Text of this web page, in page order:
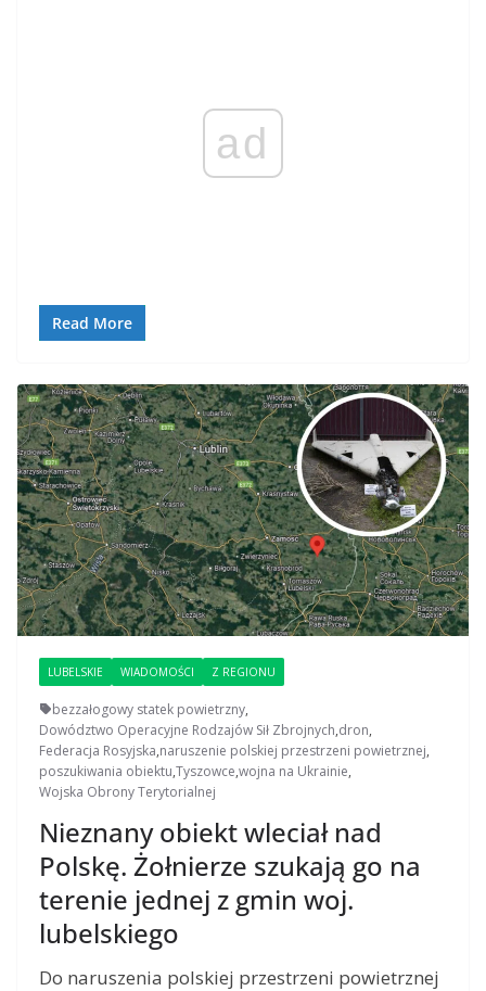
ad
Read More
LUBELSKIE WIADOMOŚCI Z REGIONU
bezzałogowy statek powietrzny,
Dowództwo Operacyjne Rodzajów Sił Zbrojnych,dron,
Federacja Rosyjska,naruszenie polskiej przestrzeni powietrznej,
poszukiwania obiektu,Tyszowce,wojna na Ukrainie,
Wojska Obrony Terytorialnej
Nieznany obiekt wleciał nad
Polskę. Żołnierze szukają go na
terenie jednej z gmin woj.
lubelskiego
Do naruszenia polskiej przestrzeni powietrznej